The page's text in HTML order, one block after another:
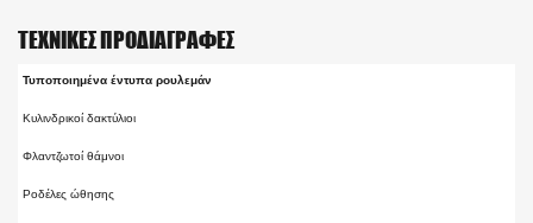
ΤΕΧΝΙΚΈΣ ΠΡΟΔΙΑΓΡΑΦΈΣ
Τυποποιημένα έντυπα ρουλεμάν
Κυλινδρικοί δακτύλιοι
Φλαντζωτοί θάμνοι
Ροδέλες ώθησης